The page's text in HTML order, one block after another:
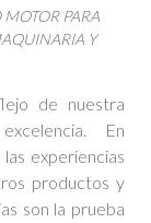
MOTOR PARA
Y
de nuestra
En
experiencias
productos y
son la prueba